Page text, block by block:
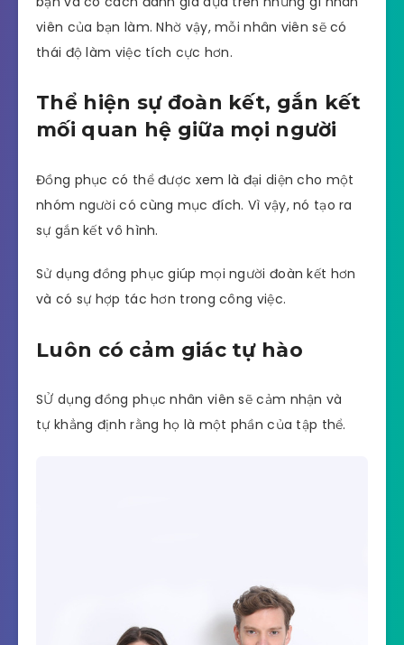
viên của bạn làm. Nhờ vậy, mỗi nhân viên sẽ có
thái độ làm việc tích cực hơn.
Thể hiện sự đoàn kết, gắn kết
mối quan hệ giữa mọi người
Đồng phục có thể được xem là đại diện cho một
nhóm người có cùng mục đích. Vì vậy, nó tạo ra
sự gắn kết vô hình.
Sử dụng đồng phục giúp mọi người đoàn kết hơn
và có sự hợp tác hơn trong công việc.
Luôn có cảm giác tự hào
SỬ dụng đồng phục nhân viên sẽ cảm nhận và
tự khẳng định rằng họ là một phần của tập thể.